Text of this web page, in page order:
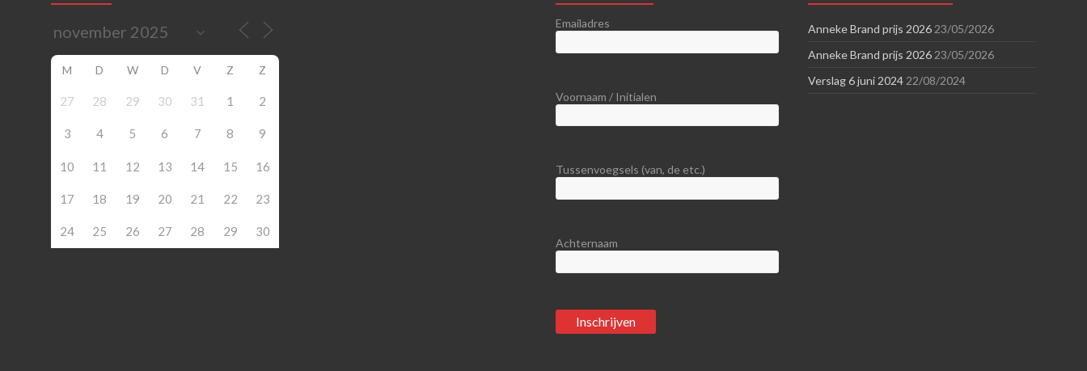
M D W D V Z Z
27 28 29 30 31 1 2
3 4 5 6 7 8 9
10 11 12 13 14 15 16
17 18 19 20 21 22 23
24 25 26 27 28 29 30
Emailadres
Voornaam / Initialen
Tussenvoegsels (van, de etc.)
Achternaam
Anneke Brand prijs 2026 23/05/2026
Anneke Brand prijs 2026 23/05/2026
Verslag 6 juni 2024 22/08/2024